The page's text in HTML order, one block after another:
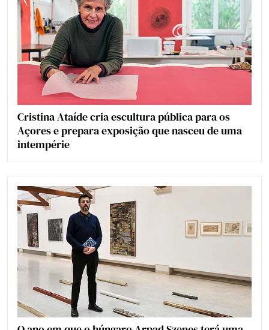
Cristina Ataíde cria escultura pública para os
Açores e prepara exposição que nasceu de uma
intempérie